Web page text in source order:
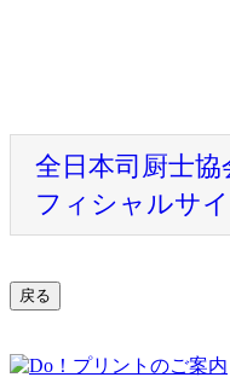
全日本司厨士
フィシャルサイ